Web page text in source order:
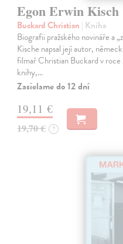
Egon Erwin Kisch
Buckard Christian | Kniha
Biografii pražského novináře a
Kische napsal její autor,
filmař Christian Buckard v
knihy,…
Zasielame do 12 dní
19,11 €
19,70 € ?